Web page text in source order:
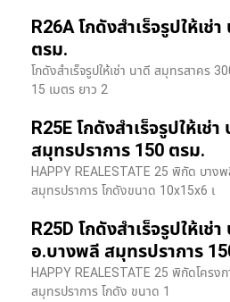
R26A โกดังสำเร็จรูปให้เช่
ตรม.
โกดังสำเร็จรูปให้เช่า นาดี สมุทรสาคร
15 เมตร ยาว 2
R25E โกดังสำเร็จรูปให้เ
สมุทรปราการ 150 ตรม.
HAPPY REALESTATE 25 พิกัด บาง
สมุทรปราการ โกดังขนาด 10x15x6 เ
R25D โกดังสำเร็จรูปให้เช่
อ.บางพลี สมุทรปราการ
HAPPY REALESTATE 25 พิกัดโครง
สมุทรปราการ โกดัง ขนาด 1